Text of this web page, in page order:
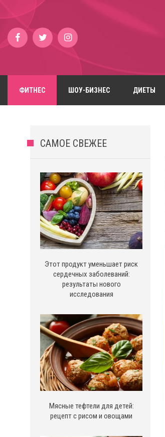
ФИТНЕС ШОУ-БИЗНЕС ДИЕТЫ
САМОЕ СВЕЖЕЕ
Этот продукт уменьшает риск
сердечных заболеваний:
результаты нового
исследования
Мясные тефтели для детей:
рецепт с рисом и овощами